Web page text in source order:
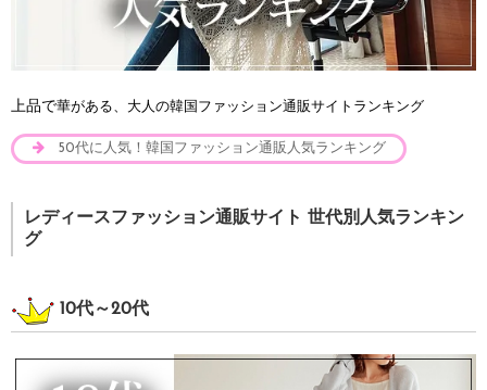
上品で華がある、大人の韓国ファッション通販サイトランキング
50代に人気！韓国ファッション通販人気ランキング
レディースファッション通販サイト 世代別人気ランキン
グ
10代～20代